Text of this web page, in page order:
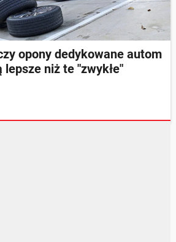
opony dedykowane autom
niż te "zwykłe"